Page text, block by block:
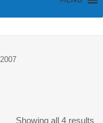
2007
Showing all 4 results